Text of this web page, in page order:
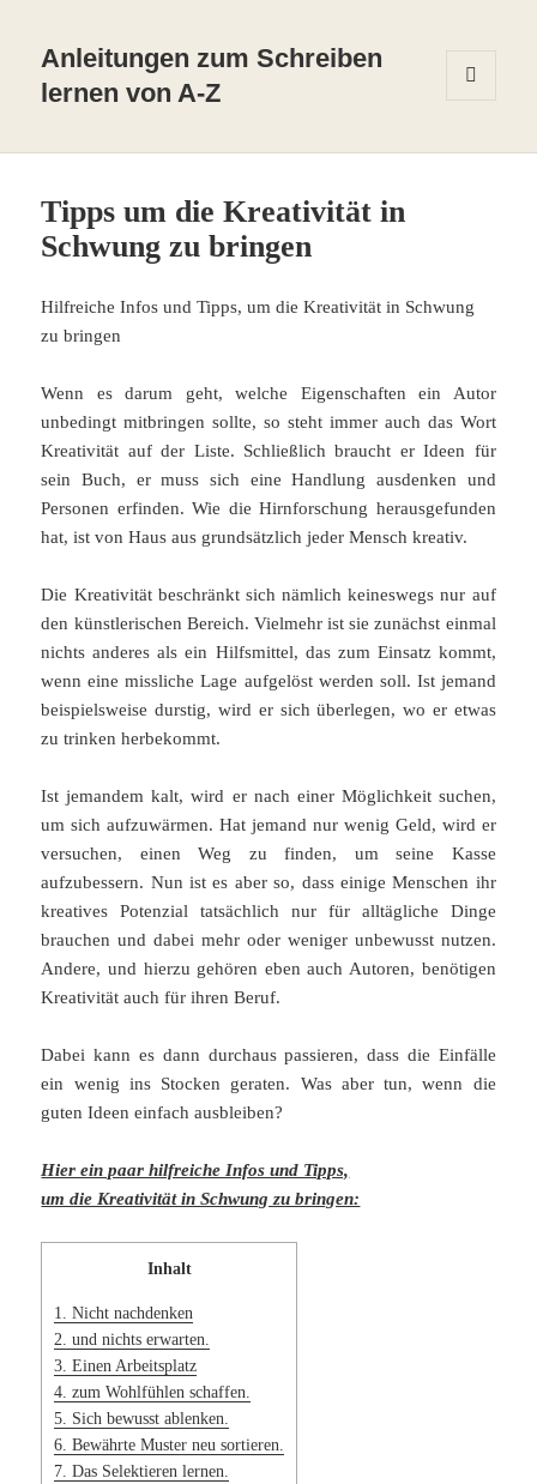
Anleitungen zum Schreiben
lernen von A-Z
Tipps um die Kreativität in
Schwung zu bringen
Hilfreiche Infos und Tipps, um die Kreativität in Schwung
zu bringen
Wenn es darum geht, welche Eigenschaften ein Autor
unbedingt mitbringen sollte, so steht immer auch das Wort
Kreativität auf der Liste. Schließlich braucht er Ideen für
sein Buch, er muss sich eine Handlung ausdenken und
Personen erfinden. Wie die Hirnforschung herausgefunden
hat, ist von Haus aus grundsätzlich jeder Mensch kreativ.
Die Kreativität beschränkt sich nämlich keineswegs nur auf
den künstlerischen Bereich. Vielmehr ist sie zunächst einmal
nichts anderes als ein Hilfsmittel, das zum Einsatz kommt,
wenn eine missliche Lage aufgelöst werden soll. Ist jemand
beispielsweise durstig, wird er sich überlegen, wo er etwas
zu trinken herbekommt.
Ist jemandem kalt, wird er nach einer Möglichkeit suchen,
um sich aufzuwärmen. Hat jemand nur wenig Geld, wird er
versuchen, einen Weg zu finden, um seine Kasse
aufzubessern. Nun ist es aber so, dass einige Menschen ihr
kreatives Potenzial tatsächlich nur für alltägliche Dinge
brauchen und dabei mehr oder weniger unbewusst nutzen.
Andere, und hierzu gehören eben auch Autoren, benötigen
Kreativität auch für ihren Beruf.
Dabei kann es dann durchaus passieren, dass die Einfälle
ein wenig ins Stocken geraten. Was aber tun, wenn die
guten Ideen einfach ausbleiben?
Hier ein paar hilfreiche Infos und Tipps,
um die Kreativität in Schwung zu bringen:
Inhalt
1.
Nicht nachdenken
2. und nichts erwarten.
3. Einen Arbeitsplatz
4. zum Wohlfühlen schaffen.
5. Sich bewusst ablenken.
6. Bewährte Muster neu sortieren.
7. Das Selektieren lernen.